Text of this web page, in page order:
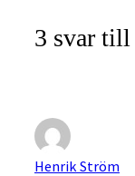
3 svar
Henrik Ström